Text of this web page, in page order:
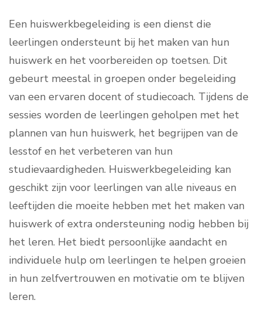
Een huiswerkbegeleiding is een dienst die
leerlingen ondersteunt bij het maken van hun
huiswerk en het voorbereiden op toetsen. Dit
gebeurt meestal in groepen onder begeleiding
van een ervaren docent of studiecoach. Tijdens de
sessies worden de leerlingen geholpen met het
plannen van hun huiswerk, het begrijpen van de
lesstof en het verbeteren van hun
studievaardigheden. Huiswerkbegeleiding kan
geschikt zijn voor leerlingen van alle niveaus en
leeftijden die moeite hebben met het maken van
huiswerk of extra ondersteuning nodig hebben bij
het leren. Het biedt persoonlijke aandacht en
individuele hulp om leerlingen te helpen groeien
in hun zelfvertrouwen en motivatie om te blijven
leren.